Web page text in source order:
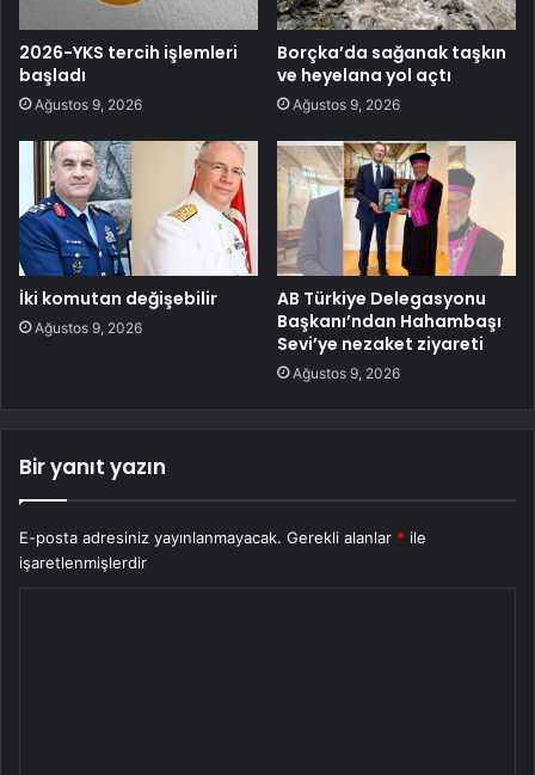
2026-YKS tercih işlemleri
başladı
Ağustos 9, 2026
Borçka’da sağanak taşkın
ve heyelana yol açtı
Ağustos 9, 2026
İki komutan değişebilir
Ağustos 9, 2026
AB Türkiye Delegasyonu
Başkanı’ndan Hahambaşı
Sevi’ye nezaket ziyareti
Ağustos 9, 2026
Bir yanıt yazın
E-posta adresiniz yayınlanmayacak. Gerekli alanlar * ile
işaretlenmişlerdir